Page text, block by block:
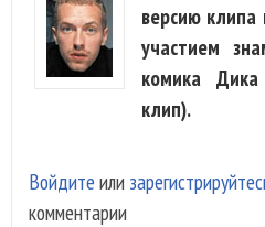
версию
участием
комика
клип).
Войдите или
комментарии